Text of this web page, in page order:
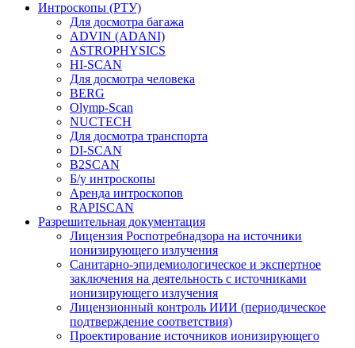
Интроскопы (РТУ)
Для досмотра багажа
ADVIN (ADANI)
ASTROPHYSICS
HI-SCAN
Для досмотра человека
BERG
Olymp-Scan
NUCTECH
Для досмотра транспорта
DI-SCAN
B2SCAN
Б/у интроскопы
Аренда интроскопов
RAPISCAN
Разрешительная документация
Лицензия Роспотребнадзора на источники
ионизирующего излучения
Санитарно-эпидемиологическое и экспертное
заключения на деятельность с источниками
ионизирующего излучения
Лицензионный контроль ИИИ (периодическое
подтверждение соответствия)
Проектирование источников ионизирующего